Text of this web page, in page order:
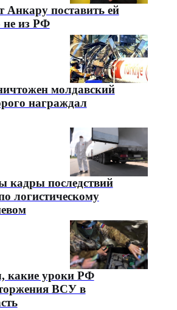
Анкару поставить ей
не из РФ
молдавский
награждал
кадры последствий
логистическому
какие уроки РФ
ВСУ в